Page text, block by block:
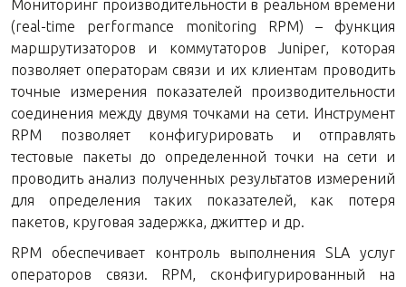
Мониторинг производительности в реальном времени
(real-time performance monitoring RPM) – функция
маршрутизаторов и коммутаторов Juniper, которая
позволяет операторам связи и их клиентам проводить
точные измерения показателей производительности
соединения между двумя точками на сети. Инструмент
RPM позволяет конфигурировать и отправлять
тестовые пакеты до определенной точки на сети и
проводить анализ полученных результатов измерений
для определения таких показателей, как потеря
пакетов, круговая задержка, джиттер и др.
RPM обеспечивает контроль выполнения SLA услуг
операторов связи. RPM, сконфигурированный на